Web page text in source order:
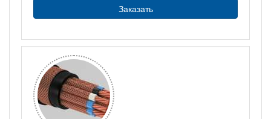
Заказать